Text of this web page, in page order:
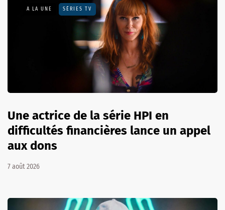
A LA UNE SÉRIES TV
Une actrice de la série HPI en
difficultés financières lance un appel
aux dons
7 août 2026